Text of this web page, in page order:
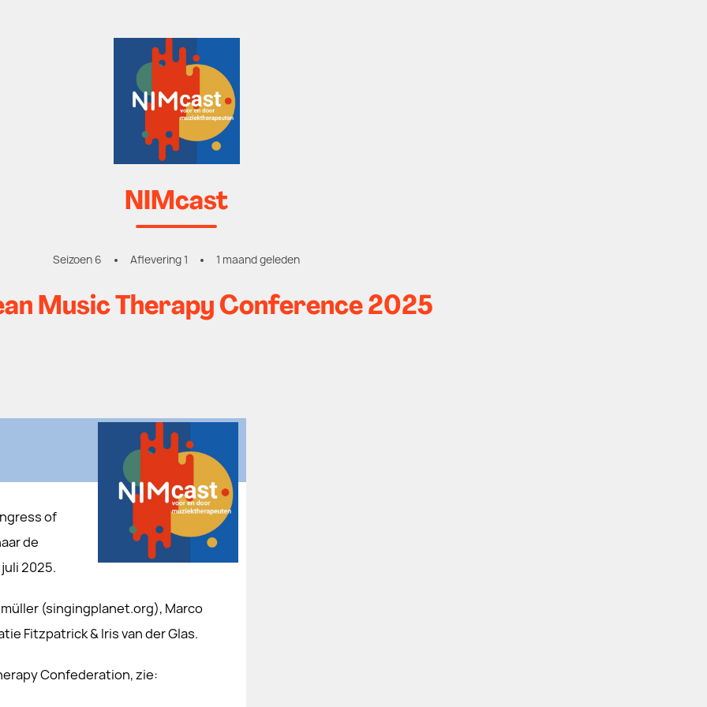
NIMcast
Seizoen 6 Aflevering 1 1 maand geleden
Music Therapy Conference 2025
of
de
2025.
(singingplanet.org), Marco
Fitzpatrick & Iris van der Glas.
Confederation, zie: